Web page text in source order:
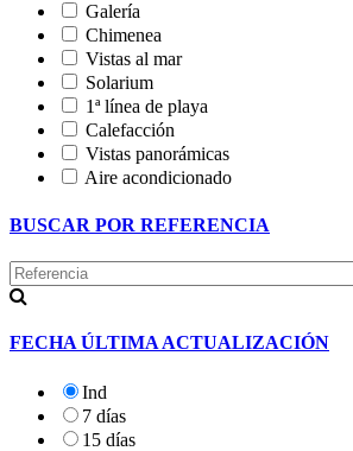
Galería
Chimenea
Vistas al mar
Solarium
1ª línea de playa
Calefacción
Vistas panorámicas
Aire acondicionado
BUSCAR POR REFERENCIA
FECHA ÚLTIMA ACTUALIZACIÓN
Ind
7 días
15 días